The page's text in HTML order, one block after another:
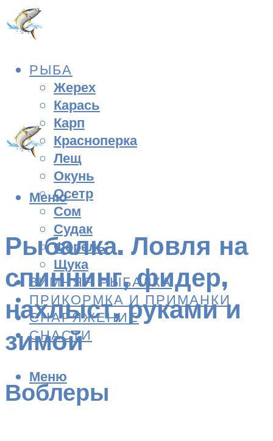
РЫБА
Жерех
Карась
Карп
Красноперка
Лещ
Окунь
Осетр
Сом
Судак
Форель
Щука
ЗИМНЯЯ РЫБАЛКА
ПРИКОРМКА И ПРИМАНКИ
СНАРЯЖЕНИЕ
СНАСТИ
Меню
Меню
Рыбалка. Ловля на
спиннинг, фидер,
нахлыст, руками и
зимой
Воблеры